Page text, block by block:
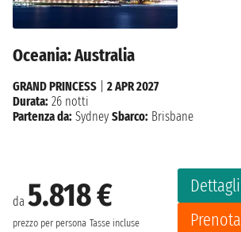
Oceania: Australia
da 5.818 €
prezzo per persona Tasse incluse
Dettagli
Prenota
GRAND PRINCESS
2 APR 2027
Durata: 26 notti
Partenza da: Sydney Sbarco: Brisbane